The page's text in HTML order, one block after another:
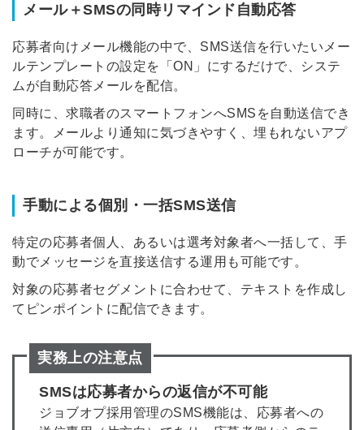
メール＋SMSの同時リマインド自動応答
応募者向けメール機能の中で、SMS送信を行いたいメー
ルテンプレートの設定を「ON」にするだけで、システ
ムが自動応答メールを配信。
同時に、求職者のスマートフォンへSMSを自動送信でき
ます。メールより通知に気づきやすく、埋もれないアプ
ローチが可能です。
手動による個別・一括SMS送信
特定の応募者個人、あるいは選考対象者へ一括して、手
動でメッセージを直接送信する運用も可能です。
対象の応募者セグメントに合わせて、テキストを作成し
てピンポイントに配信できます。
実務上の注意点
SMSは応募者からの返信が不可能
ジョブオプ採用管理のSMS機能は、応募者への
をご利用する
採用課題の解決、新しい採用の
取り組みなどを取材したインタ
ビュー記事が読める
採用にまつわる独自の調査レポ
ートが届く